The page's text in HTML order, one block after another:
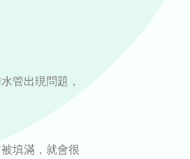
管出現問題，
填滿，就會很